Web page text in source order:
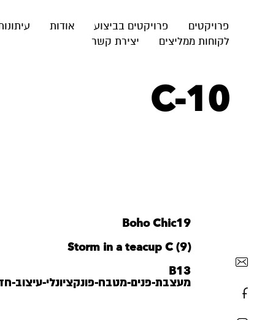
פרויקטים פרויקטים בביצוע אודות
לקוחות ממליצים
יצירת קשר
C-10
Boho Chic19
Storm in a teacup C (9)
B13
מעצבת-פנים-מטבח-פונקציונלי-עיצוב-